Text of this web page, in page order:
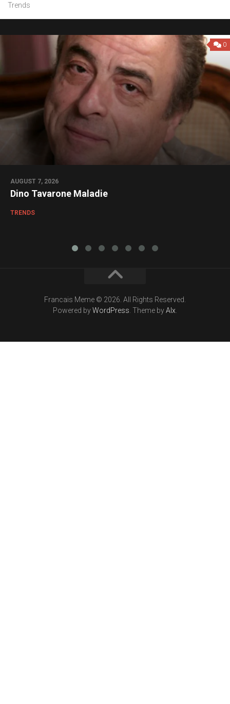
Trends
0
AUGUST 7, 2026
Dino Tavarone Maladie
TRENDS
Francais Meme © 2026. All Rights Reserved.
Powered byWordPress . Theme byAlx